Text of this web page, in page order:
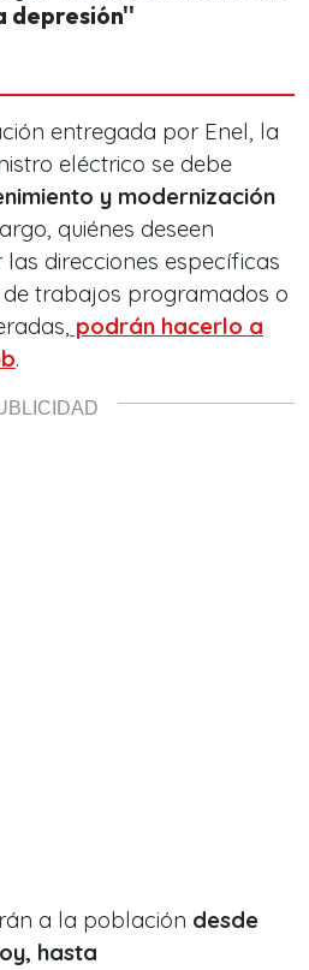
depresión''
entregada por Enel, la
eléctrico se debe
y modernización
quiénes deseen
direcciones específicas
trabajos programados o
podrán hacerlo a
.
a la población desde
hasta